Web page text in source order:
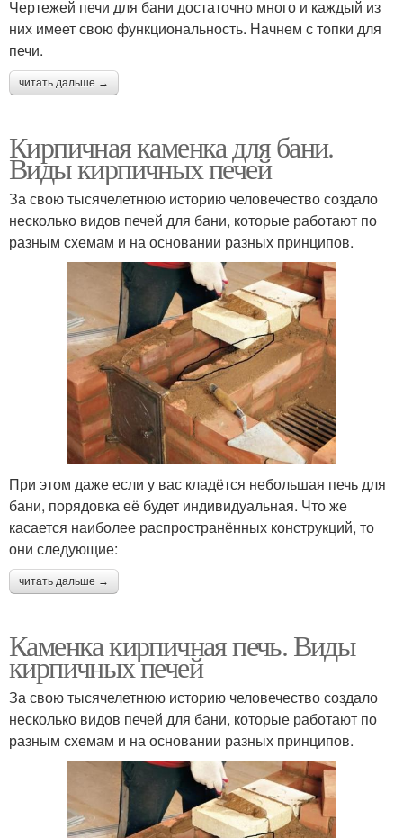
Чертежей печи для бани достаточно много и каждый из
них имеет свою функциональность. Начнем с топки для
печи.
читать дальше →
Кирпичная каменка для бани.
Виды кирпичных печей
За свою тысячелетнюю историю человечество создало
несколько видов печей для бани, которые работают по
разным схемам и на основании разных принципов.
При этом даже если у вас кладётся небольшая печь для
бани, порядовка её будет индивидуальная. Что же
касается наиболее распространённых конструкций, то
они следующие:
читать дальше →
Каменка кирпичная печь. Виды
кирпичных печей
За свою тысячелетнюю историю человечество создало
несколько видов печей для бани, которые работают по
разным схемам и на основании разных принципов.